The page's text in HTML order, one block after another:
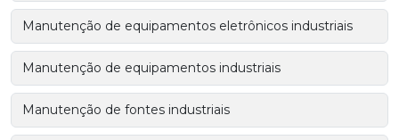
Manutenção de equipamentos eletrônicos industriais
Manutenção de equipamentos industriais
Manutenção de fontes industriais